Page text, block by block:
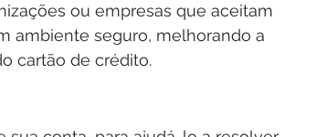
ou empresas que aceitam
ambiente seguro, melhorando a
cartão de crédito.